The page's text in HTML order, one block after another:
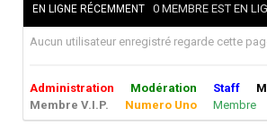
EN LIGNE RÉCEMMENT 0 MEMBRE EST EN
Aucun utilisateur enregistré regarde cette
Administration Modération Staff
Membre V.I.P.
Numero Uno Membre